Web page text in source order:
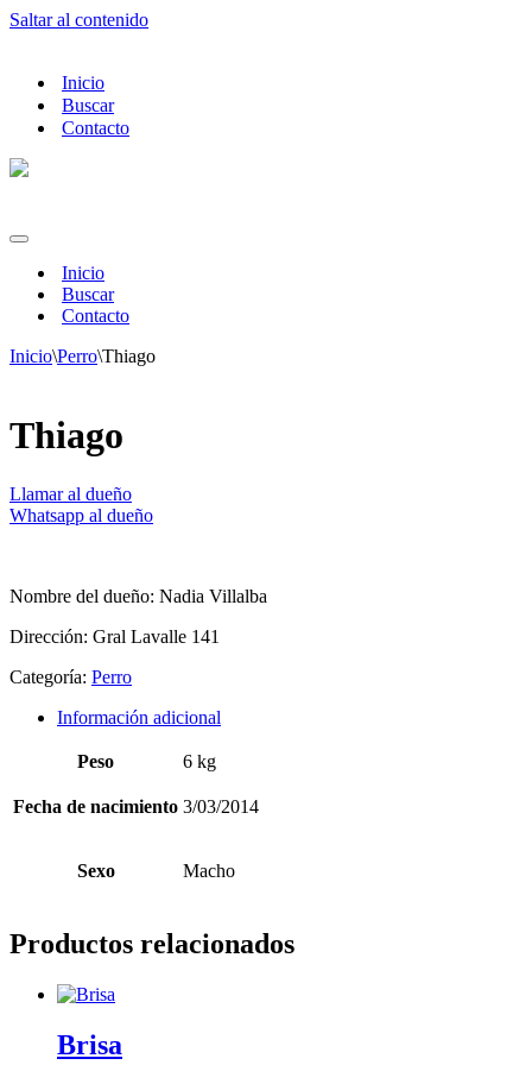
Saltar al contenido
Inicio
Buscar
Contacto
Menú
navegación
Inicio
Buscar
Contacto
Inicio\Perro\Thiago
Thiago
Llamar al dueño
Whatsapp al dueño
Nombre del dueño: Nadia Villalba
Dirección: Gral Lavalle 141
Categoría: Perro
Información adicional
Peso 6 kg
Fecha de nacimiento 3/03/2014
Sexo Macho
Productos relacionados
Brisa